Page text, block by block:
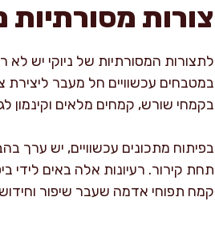
צורות מסורתיות
לתצורות המסורתיות של ניוקי יש לא
במטבחים עכשוויים חל מעבר ליצירת
בקמחי שורש, קמחים מלאים וקינמון
בפיתוח מתכונים עכשוויים, יש ערך
תחת קירור. רעיונות אלה באים לידי
קמח תפוחי אדמה שעבר שיפור